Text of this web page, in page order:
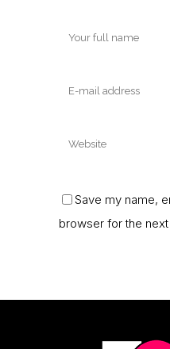
Save my name,
browser for the